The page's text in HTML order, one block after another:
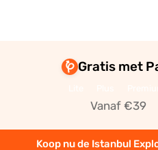
Gratis met
Vanaf €39
Koop nu de Istanbul